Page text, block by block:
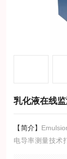
乳化液在线监
【简介】
电导率测量技术